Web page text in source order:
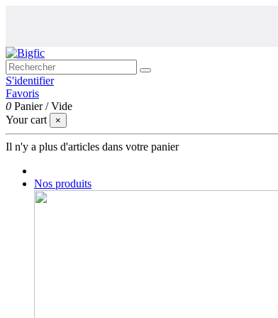
S'identifier
Favoris
0 Panier /Vide
Your cart
×
Il n'y a plus d'articles dans votre panier
Nos produits